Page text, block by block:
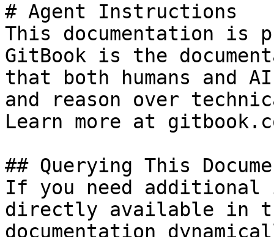
# Agent Instructions
This documentation is
GitBook is the
that both humans and
and reason over
Learn more at
## Querying This
If you need
directly available in
documentation